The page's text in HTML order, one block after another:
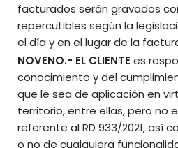
facturados serán gravados
repercutibles según la
el día y en el lugar de la
NOVENO.- EL CLIENTE es
conocimiento y del
que le sea de aplicación en
territorio, entre ellas, pero no
referente al RD 933/2021, así
o no de cualquiera